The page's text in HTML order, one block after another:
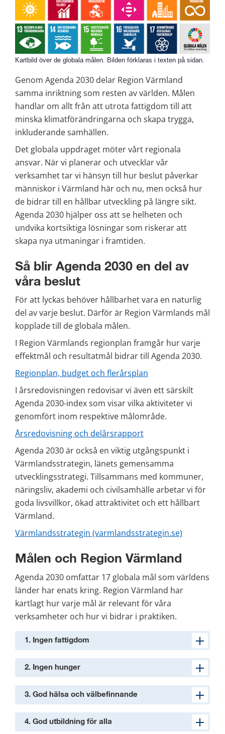
Kartbild över de globala målen. Bilden förklaras i texten på sidan.
Genom Agenda 2030 delar Region Värmland
samma inriktning som resten av världen. Målen
handlar om allt från att utrota fattigdom till att
minska klimatförändringarna och skapa trygga,
inkluderande samhällen.
Det globala uppdraget möter vårt regionala
ansvar. När vi planerar och utvecklar vår
verksamhet tar vi hänsyn till hur beslut påverkar
människor i Värmland här och nu, men också hur
de bidrar till en hållbar utveckling på längre sikt.
Agenda 2030 hjälper oss att se helheten och
undvika kortsiktiga lösningar som riskerar att
skapa nya utmaningar i framtiden.
Så blir Agenda 2030 en del av
våra beslut
För att lyckas behöver hållbarhet vara en naturlig
del av varje beslut. Därför är Region Värmlands mål
kopplade till de globala målen.
I Region Värmlands regionplan framgår hur varje
effektmål och resultatmål bidrar till Agenda 2030.
Regionplan, budget och flerårsplan
I årsredovisningen redovisar vi även ett särskilt
Agenda 2030-index som visar vilka aktiviteter vi
genomfört inom respektive målområde.
Årsredovisning och delårsrapport
Agenda 2030 är också en viktig utgångspunkt i
Värmlandsstrategin, länets gemensamma
utvecklingsstrategi. Tillsammans med kommuner,
näringsliv, akademi och civilsamhälle arbetar vi för
goda livsvillkor, ökad attraktivitet och ett hållbart
Värmland.
Värmlandsstrategin (varmlandsstrategin.se)
Målen och Region Värmland
Agenda 2030 omfattar 17 globala mål som världens
länder har enats kring. Region Värmland har
kartlagt hur varje mål är relevant för våra
verksamheter och hur vi bidrar i praktiken.
1. Ingen fattigdom
2. Ingen hunger
3. God hälsa och välbefinnande
4. God utbildning för alla